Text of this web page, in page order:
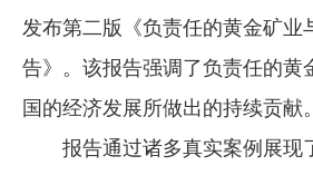
镁钛
地矿 建设
党建工作
企业文化
发布第二版《负责任的黄金矿业
告》。该报告强调了负责任的黄
国的经济发展所做出的持续贡献。
报告通过诸多真实案例展现